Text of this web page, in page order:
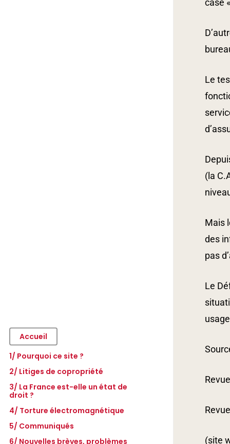
Accueil
1/ Pourquoi ce site ?
2/ Litiges de copropriété
– Télécommande de parking
– Introduction
– Rappel du contexte et des faits
– Rappel d’autres dispositions
importantes
– Jugements
– Jugement n°06/12454
– Les pannes du bip de parking
– Assemblées générales
– Procédures judiciaires de la
3/ La France est-elle un état de
droit ?
– 1re garde à vue (13/11/2001)
– Rappel du contexte
– 2e garde à vue (23/03/2004)
4/ Torture électromagnétique
– Torture électromagnétique
– Les armes non létales
5/ Communiqués
6/ Nouvelles brèves, problèmes
case
Le
(la
Mais
des
pas
Le
(site